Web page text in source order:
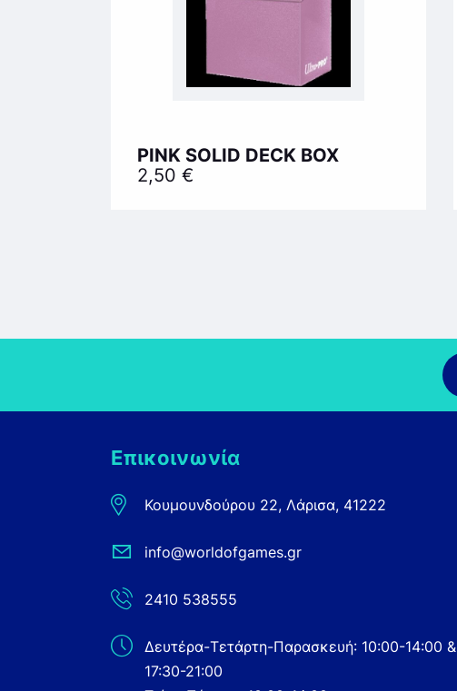
PINK SOLID DECK BOX
2,50 €
Επικοινωνία
Κουμουνδούρου 22, Λάρισα, 41222
info@worldofgames.gr
2410 538555
Δευτέρα-Τετάρτη-Παρασκευή: 10:00-14:00 &
17:30-21:00